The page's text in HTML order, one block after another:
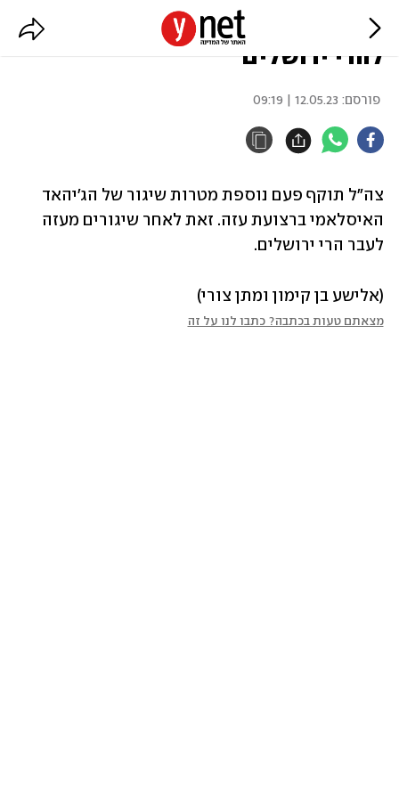
צה"ל תוקף ברצועה אחרי המטח
להרי ירושלים
פורסם: 12.05.23 | 09:19
לעבר הרי ירושלים.
(אלישע בן קימון ומתן צורי)
מצאתם טעות בכתבה? כתבו לנו על זה